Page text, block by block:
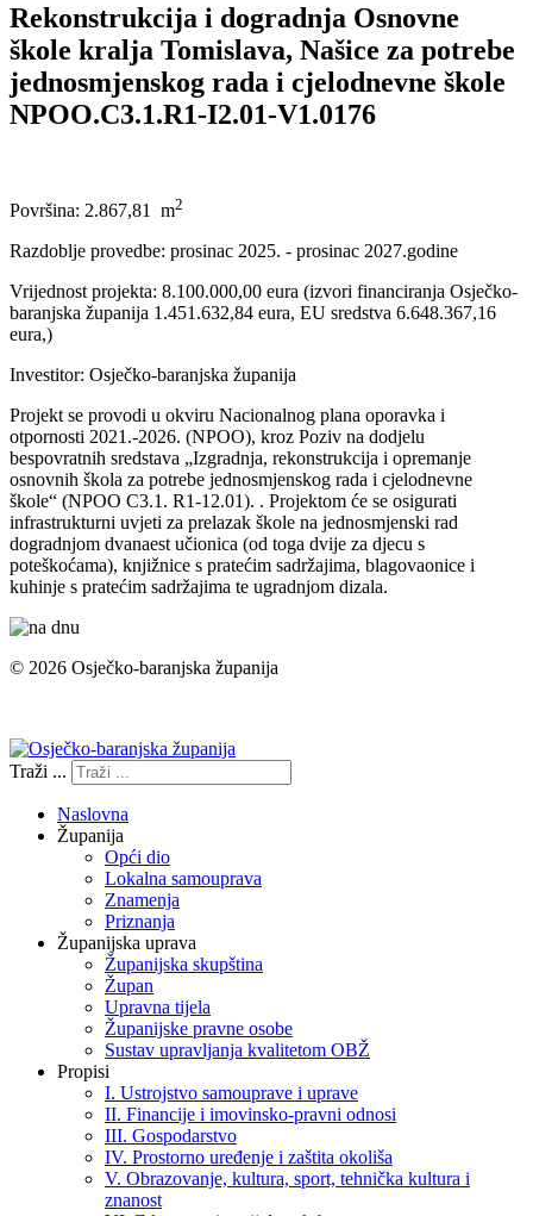
Rekonstrukcija i dogradnja Osnovne
škole kralja Tomislava, Našice za potrebe
jednosmjenskog rada i cjelodnevne škole
NPOO.C3.1.R1-I2.01-V1.0176
Površina: 2.867,81 m2
Razdoblje provedbe: prosinac 2025. - prosinac 2027.godine
Vrijednost projekta: 8.100.000,00 eura (izvori financiranja Osječko-
baranjska županija 1.451.632,84 eura, EU sredstva 6.648.367,16
eura,)
Investitor: Osječko-baranjska županija
Projekt se provodi u okviru Nacionalnog plana oporavka i
otpornosti 2021.-2026. (NPOO), kroz Poziv na dodjelu
bespovratnih sredstava „Izgradnja, rekonstrukcija i opremanje
osnovnih škola za potrebe jednosmjenskog rada i cjelodnevne
škole“ (NPOO C3.1. R1-12.01). . Projektom će se osigurati
infrastrukturni uvjeti za prelazak škole na jednosmjenski rad
dogradnjom dvanaest učionica (od toga dvije za djecu s
poteškoćama), knjižnice s pratećim sadržajima, blagovaonice i
kuhinje s pratećim sadržajima te ugradnjom dizala.
© 2026 Osječko-baranjska županija
Traži ...
Naslovna
Županija
Opći dio
Lokalna samouprava
Znamenja
Priznanja
Županijska uprava
Županijska skupština
Župan
Upravna tijela
Županijske pravne osobe
Sustav upravljanja kvalitetom OBŽ
Propisi
I. Ustrojstvo samouprave i uprave
II. Financije i imovinsko-pravni odnosi
III. Gospodarstvo
IV. Prostorno uređenje i zaštita okoliša
V. Obrazovanje, kultura, sport, tehnička kultura i
znanost